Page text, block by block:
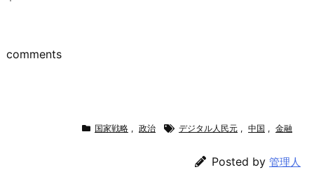
comments
国家戦略 , 政治 デジタル人民元 , 中国 , 金融
Posted by 管理人